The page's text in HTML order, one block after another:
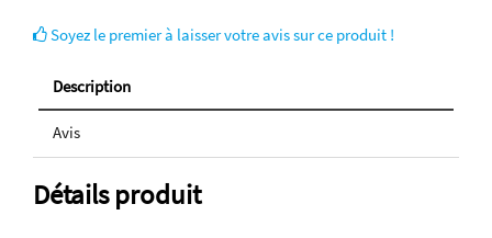
Soyez le premier à laisser votre avis sur ce produit !
Description
Avis
Détails produit